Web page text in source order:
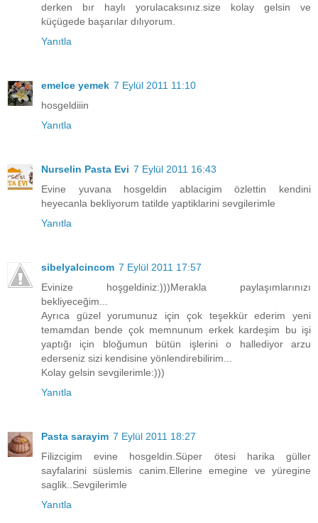
derken bır haylı yorulacaksınız.size kolay gelsin ve
küçügede başarılar dılıyorum.
Yanıtla
emelce yemek 7 Eylül 2011 11:10
hosgeldiiin
Yanıtla
Nurselin Pasta Evi 7 Eylül 2011 16:43
Evine yuvana hosgeldin ablacigim özlettin kendini
heyecanla bekliyorum tatilde yaptiklarini sevgilerimle
Yanıtla
sibelyalcincom 7 Eylül 2011 17:57
Evinize hoşgeldiniz:)))Merakla paylaşımlarınızı
bekliyeceğim...
Ayrıca güzel yorumunuz için çok teşekkür ederim yeni
temamdan bende çok memnunum erkek kardeşim bu işi
yaptığı için bloğumun bütün işlerini o hallediyor arzu
ederseniz sizi kendisine yönlendirebilirim...
Kolay gelsin sevgilerimle:)))
Yanıtla
Pasta sarayim 7 Eylül 2011 18:27
Filizcigim evine hosgeldin.Süper ötesi harika güller
sayfalarini süslemis canim.Ellerine emegine ve yüregine
saglik..Sevgilerimle
Yanıtla